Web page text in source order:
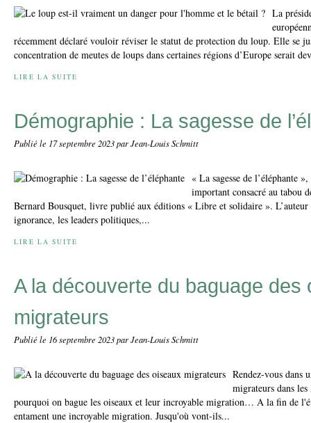
La
récemment déclaré vouloir réviser le statut de protection du loup. Elle se
concentration de meutes de loups dans certaines régions d’Europe serait
LIRE LA SUITE
Démographie : La sagesse de
Publié le 17 septembre 2023par Jean-Louis Schmitt
« La sagesse de l’éléphante
important consacré au tabou
Bernard Bousquet, livre publié aux éditions « Libre et solidaire ». L’auteur
ignorance, les leaders politiques,...
LIRE LA SUITE
A la découverte du baguage des
migrateurs
Publié le 16 septembre 2023par Jean-Louis Schmitt
Rendez-vous dans
migrateurs dans
pourquoi on bague les oiseaux et leur incroyable migration… A la fin de
entament une incroyable migration. Jusqu'où vont-ils...